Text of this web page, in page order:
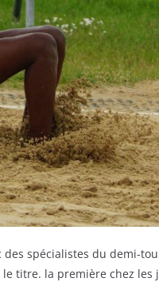
spécialistes du demi-
titre. la première chez les